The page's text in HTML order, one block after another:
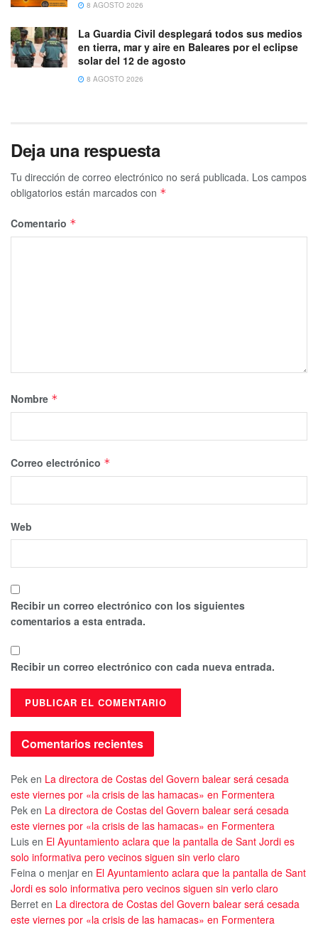
8 AGOSTO 2026
La Guardia Civil desplegará todos sus medios
en tierra, mar y aire en Baleares por el eclipse
solar del 12 de agosto
8 AGOSTO 2026
Deja una respuesta
Tu dirección de correo electrónico no será publicada. Los campos
obligatorios están marcados con *
Comentario *
Nombre *
Correo electrónico *
Web
Recibir un correo electrónico con los siguientes
comentarios a esta entrada.
Recibir un correo electrónico con cada nueva entrada.
Comentarios recientes
Pek en La directora de Costas del Govern balear será cesada
este viernes por «la crisis de las hamacas» en Formentera
Pek en La directora de Costas del Govern balear será cesada
este viernes por «la crisis de las hamacas» en Formentera
Luis en El Ayuntamiento aclara que la pantalla de Sant Jordi es
solo informativa pero vecinos siguen sin verlo claro
Feina o menjar en El Ayuntamiento aclara que la pantalla de Sant
Jordi es solo informativa pero vecinos siguen sin verlo claro
Berret en La directora de Costas del Govern balear será cesada
este viernes por «la crisis de las hamacas» en Formentera